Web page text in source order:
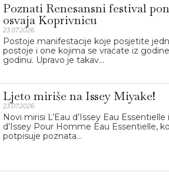
Poznati Renesansni festival
osvaja Koprivnicu
23.07.2026.
Postoje manifestacije koje posjetite
postoje i one kojima se vraćate iz
godinu. Upravo je takav...
Ljeto miriše na Issey Miyake!
23.07.2026.
Novi mirisi L’Eau d’Issey Eau Essentielle
d’Issey Pour Homme Eau Essentielle,
potpisuje poznata...